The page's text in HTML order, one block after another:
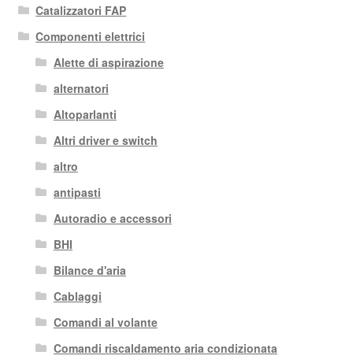
Catalizzatori FAP
Componenti elettrici
Alette di aspirazione
alternatori
Altoparlanti
Altri driver e switch
altro
antipasti
Autoradio e accessori
BHI
Bilance d'aria
Cablaggi
Comandi al volante
Comandi riscaldamento aria condizionata